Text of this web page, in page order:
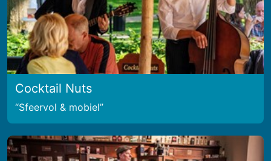
Cocktail Nuts
Sfeervol & mobiel